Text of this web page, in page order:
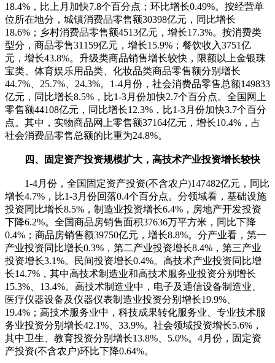
18.4%，比上月加快7.8个百分点；环比增长0.49%。按经营单
位所在地分，城镇消费品零售额30398亿元，同比增长
18.6%；乡村消费品零售额4513亿元，增长17.3%。按消费类
型分，商品零售31159亿元，增长15.9%；餐饮收入3751亿
元，增长43.8%。升级类商品销售增长较快，限额以上金银珠
宝类、体育娱乐用品类、化妆品类商品零售额分别增长
44.7%、25.7%、24.3%。1-4月份，社会消费品零售总额149833
亿元，同比增长8.5%，比1-3月份加快2.7个百分点。全国网上
零售额44108亿元，同比增长12.3%，比1-3月份加快3.7个百分
点。其中，实物商品网上零售额37164亿元，增长10.4%，占
社会消费品零售总额的比重为24.8%。
四、固定资产投资规模扩大，高技术产业投资增长较快
1-4月份，全国固定资产投资(不含农户)147482亿元，同比
增长4.7%，比1-3月份回落0.4个百分点。分领域看，基础设施
投资同比增长8.5%，制造业投资增长6.4%，房地产开发投资
下降6.2%。全国商品房销售面积37636万平方米，同比下降
0.4%；商品房销售额39750亿元，增长8.8%。分产业看，第一
产业投资同比增长0.3%，第二产业投资增长8.4%，第三产业
投资增长3.1%。民间投资增长0.4%。高技术产业投资同比增
长14.7%，其中高技术制造业和高技术服务业投资分别增长
15.3%、13.4%。高技术制造业中，电子及通信设备制造业、
医疗仪器设备及仪器仪表制造业投资分别增长19.9%、
19.4%；高技术服务业中，科技成果转化服务业、专业技术服
务业投资分别增长42.1%、33.9%。社会领域投资增长5.6%，
其中卫生、教育投资分别增长13.8%、5.0%。4月份，固定资
产投资(不含农户)环比下降0.64%。